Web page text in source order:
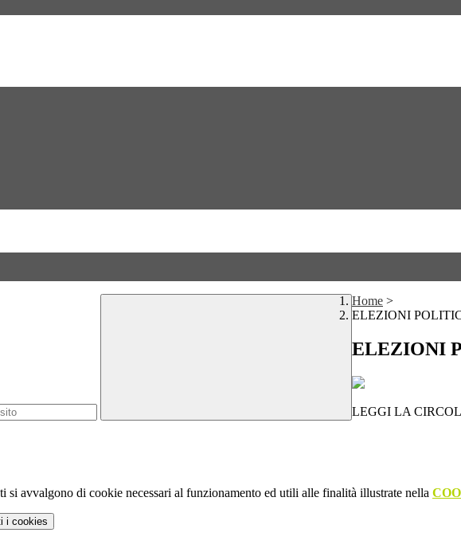
Home >
ELEZIONI
ELEZIONI
LEGGI LA
si avvalgono di cookie necessari al funzionamento ed utili alle finalità illustrate nella
i cookies